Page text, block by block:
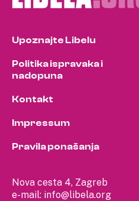
Nova cesta 4, Zagreb
e-mail: info@libela.org
Upoznajte Libelu
Politika ispravaka i
nadopuna
Kontakt
Impressum
Pravila ponašanja